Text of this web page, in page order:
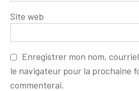
Site web
Enregistrer mon nom,
le navigateur pour la prochaine
commenterai.